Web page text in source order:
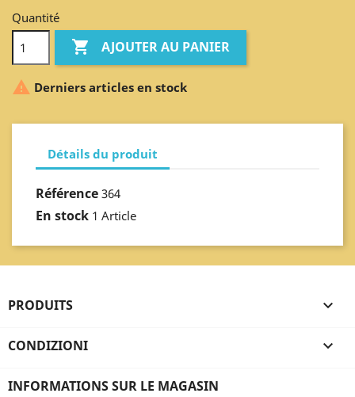
Quantité
 AJOUTER AU PANIER
 Derniers articles en stock
Détails du produit
Référence 364
En stock 1 Article
PRODUITS 
CONDIZIONI 
INFORMATIONS SUR LE MAGASIN